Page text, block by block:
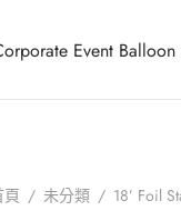
Event Balloon
頁 / 未分類 / 18’ Foil